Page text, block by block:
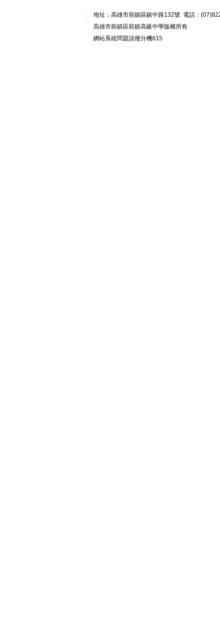
:::
地址：高雄市前鎮區鎮中路132號 電話：
高雄市前鎮區前鎮高級中學版權所有
網站系統問題請撥分機615